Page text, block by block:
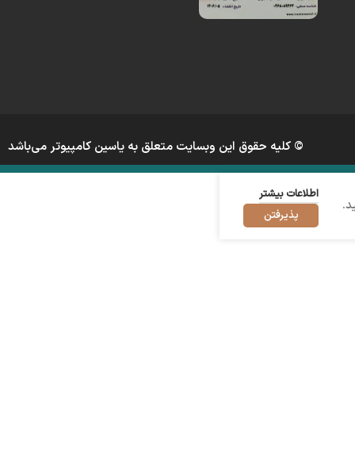
© کلیه حقوق این وبسایت متعلق به یاسین کامپیوتر می‌باشد
اطلاعات بیشتر
پذیرفتن